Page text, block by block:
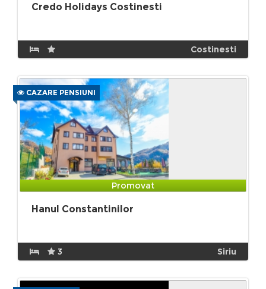
Credo Holidays Costinesti
Costinesti
CAZARE PENSIUNI
Promovat
Hanul Constantinilor
3 Siriu